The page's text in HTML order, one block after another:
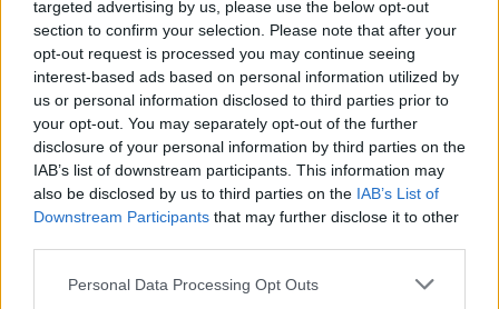
targeted advertising by us, please use the below opt-out
section to confirm your selection. Please note that after your
opt-out request is processed you may continue seeing
interest-based ads based on personal information utilized by
us or personal information disclosed to third parties prior to
your opt-out. You may separately opt-out of the further
disclosure of your personal information by third parties on the
IAB’s list of downstream participants. This information may
also be disclosed by us to third parties on the IAB’s List of
Downstream Participants that may further disclose it to other
Please note that this website/app uses one or more Google
Personal Data Processing Opt Outs